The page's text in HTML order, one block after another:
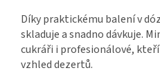
Díky praktickému balení v
skladuje a snadno dávkuje.
cukráři i profesionálové,
vzhled dezertů.